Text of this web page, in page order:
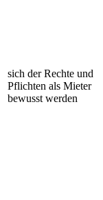
sich der Rechte und
Pflichten als Mieter
bewusst werden